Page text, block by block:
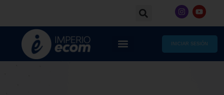
content
I
n
a
g
r
a
Y
o
u
b
e
INICIAR SESIÓN